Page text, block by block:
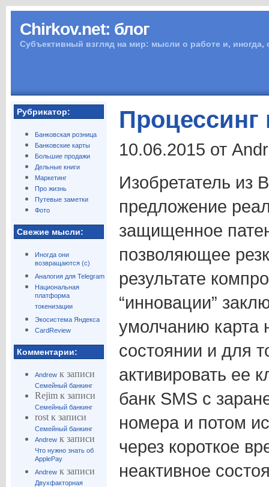
Chirkov.net: блог
Субъективный взгляд на мир: мысли о работе и,
Рубрикатор:
Банковская розница
Банковские карты
Большие продажи
Дельные книги
Маркетинг
Про жизнь
Путевые заметки
Фото
Свежие мысли:
Иногда они
возвращаются (с)
Аналогия для Telegram
Национальная
платформа
токенизации
Экосистема Яндекса
CardReview
Комментарии:
Andrewк записи
Семейный банкинг
Rejimк записи
Семейный банкинг
rostк записи
Семейный банкинг
Andrewк записи
Что нужно знать об
ApplePay
Andrewк записи
Двухфакторная
Процессинг
10.06.2015 от
Изобретатель из
предложение
защищенное
позволяющее
результате
“инновации”
умолчанию карта
состоянии и для
активировать ее
банк SMS с
номера и потом
через короткое
неактивное